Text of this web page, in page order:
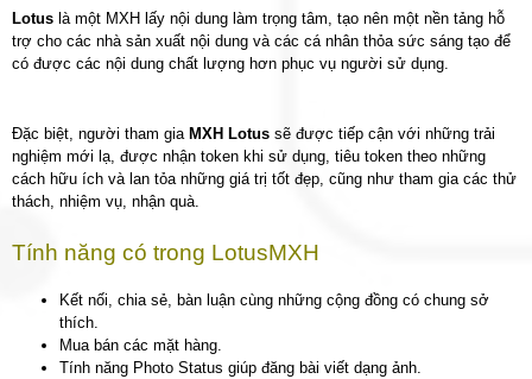
Lotus là một MXH lấy nội dung làm trọng tâm, tạo nên một nền tảng hỗ
trợ cho các nhà sản xuất nội dung và các cá nhân thỏa sức sáng tạo để
có được các nội dung chất lượng hơn phục vụ người sử dụng.
Đặc biệt, người tham gia MXH Lotus sẽ được tiếp cận với những trải
nghiệm mới lạ, được nhận token khi sử dụng, tiêu token theo những
cách hữu ích và lan tỏa những giá trị tốt đẹp, cũng như tham gia các thử
thách, nhiệm vụ, nhận quà.
Tính năng có trong LotusMXH
Kết nối, chia sẻ, bàn luận cùng những cộng đồng có chung sở
thích.
Mua bán các mặt hàng.
Tính năng Photo Status giúp đăng bài viết dạng ảnh.